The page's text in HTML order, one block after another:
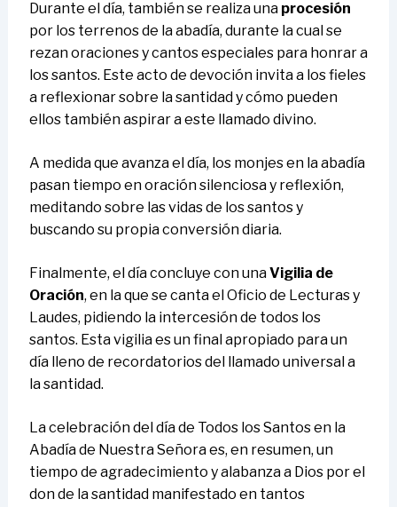
Durante el día, también se realiza una procesión
por los terrenos de la abadía, durante la cual se
rezan oraciones y cantos especiales para honrar a
los santos. Este acto de devoción invita a los fieles
a reflexionar sobre la santidad y cómo pueden
ellos también aspirar a este llamado divino.
A medida que avanza el día, los monjes en la abadía
pasan tiempo en oración silenciosa y reflexión,
meditando sobre las vidas de los santos y
buscando su propia conversión diaria.
Finalmente, el día concluye con unaVigilia de
Oración, en la que se canta el Oficio de Lecturas y
Laudes, pidiendo la intercesión de todos los
santos. Esta vigilia es un final apropiado para un
día lleno de recordatorios del llamado universal a
la santidad.
La celebración del día de Todos los Santos en la
Abadía de Nuestra Señora es, en resumen, un
tiempo de agradecimiento y alabanza a Dios por el
don de la santidad manifestado en tantos